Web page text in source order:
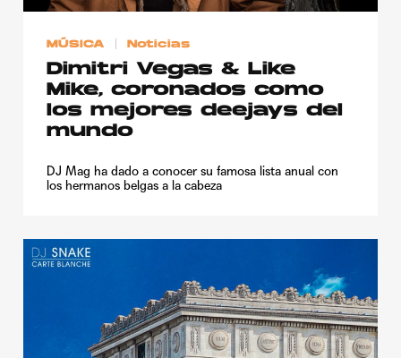
MÚSICA Noticias
Dimitri Vegas & Like
Mike, coronados como
los mejores deejays del
mundo
DJ Mag ha dado a conocer su famosa lista anual con
los hermanos belgas a la cabeza